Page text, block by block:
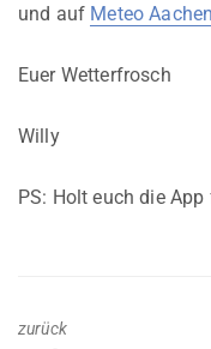
und auf Meteo Aachen
Euer Wetterfrosch
Willy
PS: Holt euch die
zurück